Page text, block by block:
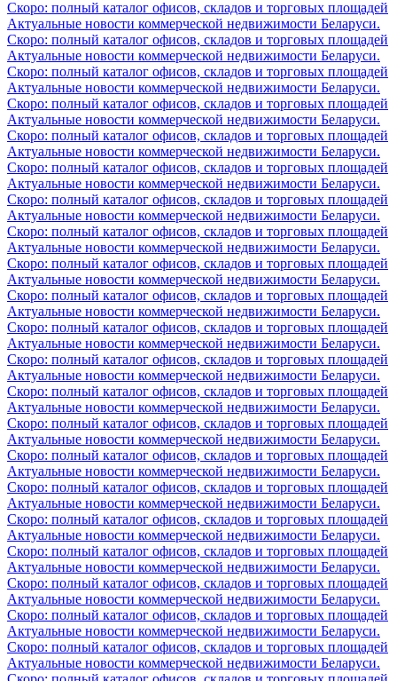
Скоро: полный каталог офисов, складов и торговых площадей
Актуальные новости коммерческой недвижимости Беларуси.
Скоро: полный каталог офисов, складов и торговых площадей
Актуальные новости коммерческой недвижимости Беларуси.
Скоро: полный каталог офисов, складов и торговых площадей
Актуальные новости коммерческой недвижимости Беларуси.
Скоро: полный каталог офисов, складов и торговых площадей
Актуальные новости коммерческой недвижимости Беларуси.
Скоро: полный каталог офисов, складов и торговых площадей
Актуальные новости коммерческой недвижимости Беларуси.
Скоро: полный каталог офисов, складов и торговых площадей
Актуальные новости коммерческой недвижимости Беларуси.
Скоро: полный каталог офисов, складов и торговых площадей
Актуальные новости коммерческой недвижимости Беларуси.
Скоро: полный каталог офисов, складов и торговых площадей
Актуальные новости коммерческой недвижимости Беларуси.
Скоро: полный каталог офисов, складов и торговых площадей
Актуальные новости коммерческой недвижимости Беларуси.
Скоро: полный каталог офисов, складов и торговых площадей
Актуальные новости коммерческой недвижимости Беларуси.
Скоро: полный каталог офисов, складов и торговых площадей
Актуальные новости коммерческой недвижимости Беларуси.
Скоро: полный каталог офисов, складов и торговых площадей
Актуальные новости коммерческой недвижимости Беларуси.
Скоро: полный каталог офисов, складов и торговых площадей
Актуальные новости коммерческой недвижимости Беларуси.
Скоро: полный каталог офисов, складов и торговых площадей
Актуальные новости коммерческой недвижимости Беларуси.
Скоро: полный каталог офисов, складов и торговых площадей
Актуальные новости коммерческой недвижимости Беларуси.
Скоро: полный каталог офисов, складов и торговых площадей
Актуальные новости коммерческой недвижимости Беларуси.
Скоро: полный каталог офисов, складов и торговых площадей
Актуальные новости коммерческой недвижимости Беларуси.
Скоро: полный каталог офисов, складов и торговых площадей
Актуальные новости коммерческой недвижимости Беларуси.
Скоро: полный каталог офисов, складов и торговых площадей
Актуальные новости коммерческой недвижимости Беларуси.
Скоро: полный каталог офисов, складов и торговых площадей
Актуальные новости коммерческой недвижимости Беларуси.
Скоро: полный каталог офисов, складов и торговых площадей
Актуальные новости коммерческой недвижимости Беларуси.